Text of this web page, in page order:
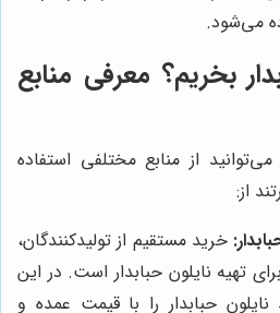
می‌شود.
بخریم؟ معرفی منابع
می‌توانید از منابع مختلفی استفاده
از:
خرید مستقیم از تولیدکنندگان،
تهیه نایلون حبابدار است. در این
حبابدار را با قیمت عمده و